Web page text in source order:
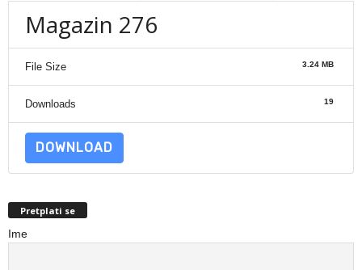
Magazin 276
File Size 3.24 MB
Downloads 19
DOWNLOAD
Pretplati se
Ime